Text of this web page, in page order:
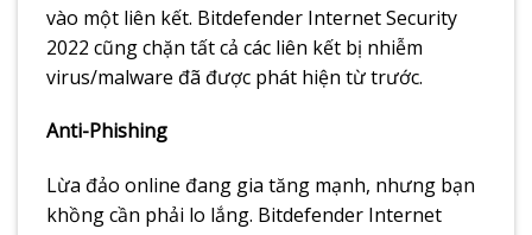
vào một liên kết. Bitdefender Internet Security
2022 cũng chặn tất cả các liên kết bị nhiễm
virus/malware đã được phát hiện từ trước.
Anti-Phishing
Lừa đảo online đang gia tăng mạnh, nhưng bạn
khồng cần phải lo lắng. Bitdefender Internet